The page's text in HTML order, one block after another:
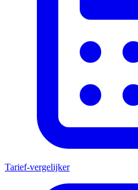
Tarief-vergelijker